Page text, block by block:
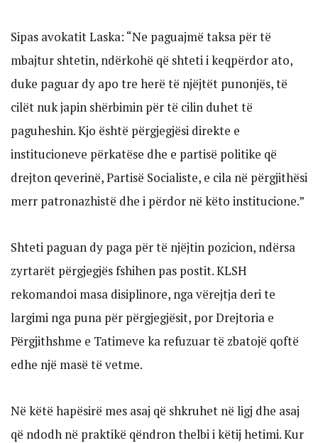
Sipas avokatit Laska: “Ne paguajmë taksa për të
mbajtur shtetin, ndërkohë që shteti i keqpërdor ato,
duke paguar dy apo tre herë të njëjtët punonjës, të
cilët nuk japin shërbimin për të cilin duhet të
paguheshin. Kjo është përgjegjësi direkte e
institucioneve përkatëse dhe e partisë politike që
drejton qeverinë, Partisë Socialiste, e cila në përgjithësi
merr patronazhistë dhe i përdor në këto institucione.”
Shteti paguan dy paga për të njëjtin pozicion, ndërsa
zyrtarët përgjegjës fshihen pas postit. KLSH
rekomandoi masa disiplinore, nga vërejtja deri te
largimi nga puna për përgjegjësit, por Drejtoria e
Përgjithshme e Tatimeve ka refuzuar të zbatojë qoftë
edhe një masë të vetme.
Në këtë hapësirë mes asaj që shkruhet në ligj dhe asaj
që ndodh në praktikë qëndron thelbi i këtij hetimi. Kur